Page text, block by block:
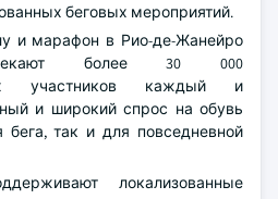
беговых мероприятий.
и марафон в Рио-де-Жанейро
более 30 000
участников каждый и
и широкий спрос на обувь
бега, так и для повседневной
локализованные